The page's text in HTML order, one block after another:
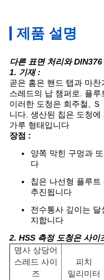
제품 설명
다른 표면 처리와
1. 기재 :
곧은 홈은 핸드 탭과 마
스레드의 납 챔퍼로. 플루
이러한 도청은 회주철,
니다. 생산된 칩은 도청
가루 형태입니다
장점 :
양쪽 막힌 구멍과
다
칩은 나선형 플루
추진됩니다
전수통사 깊이는
지합니다
2. HSS 측정 도청은 사이
명사 상당어
스레드 사이
즈
피치
밀리미터